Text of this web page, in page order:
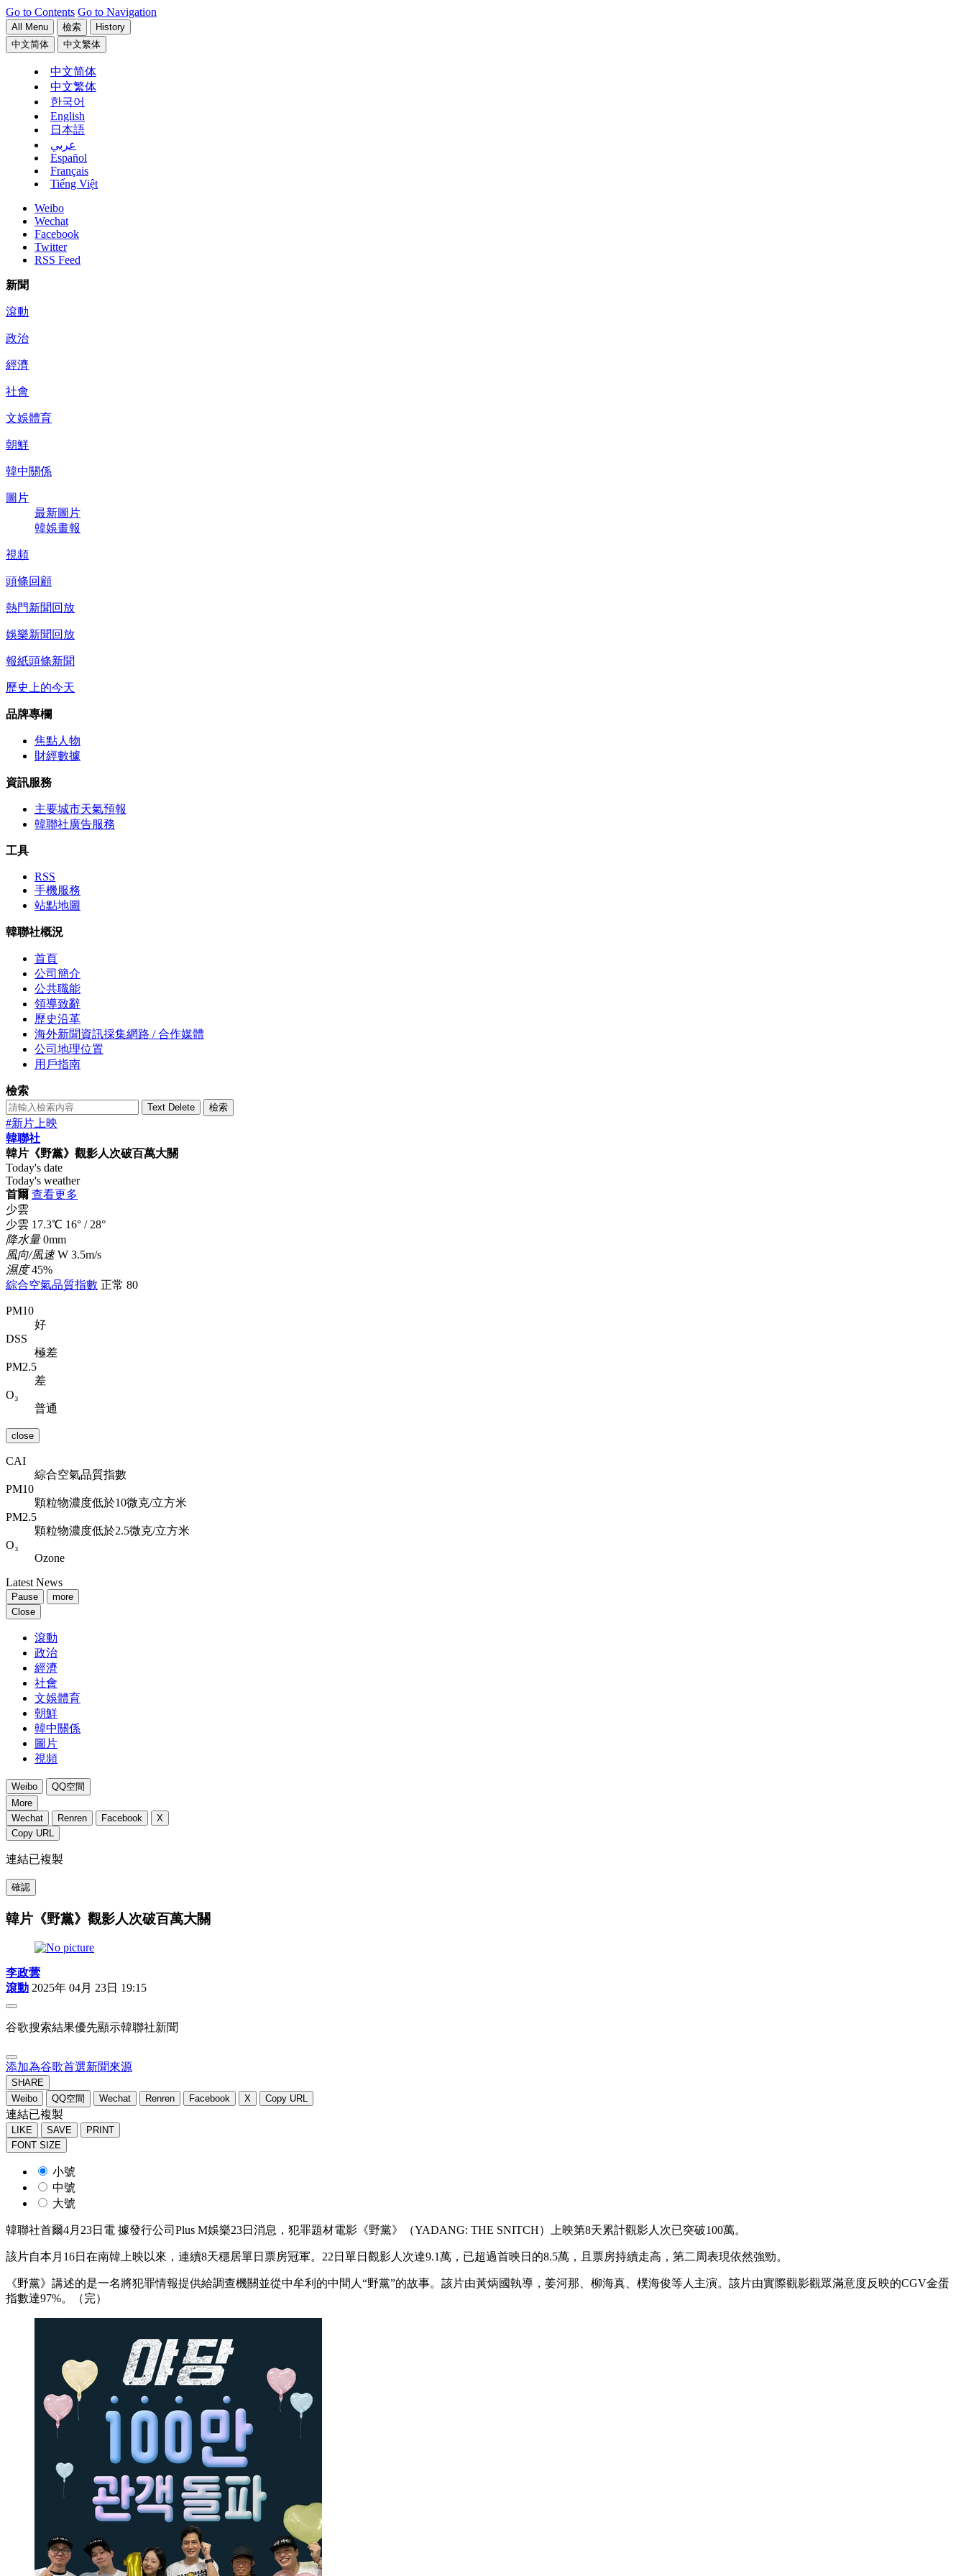
Go to Contents Go to Navigation
All Menu 檢索
History
中文简体
中文繁体
中文简体
中文繁体
한국어
English
日本語
عربي
Español
Français
Tiếng Việt
Weibo
Wechat
Facebook
Twitter
RSS Feed
新聞
滾動
政治
經濟
社會
文娛體育
朝鮮
韓中關係
圖片
最新圖片
韓娛畫報
視頻
頭條回顧
熱門新聞回放
娛樂新聞回放
報紙頭條新聞
歷史上的今天
品牌專欄
焦點人物
財經數據
資訊服務
主要城市天氣預報
韓聯社廣告服務
工具
RSS
手機服務
站點地圖
韓聯社概況
首頁
公司簡介
公共職能
領導致辭
歷史沿革
海外新聞資訊採集網路 / 合作媒體
公司地理位置
用戶指南
檢索
Text Delete 檢索
#新片上映
韓聯社
韓片《野黨》觀影人次破百萬大關
Today's date
Today's weather
首爾 查看更多
少雲
少雲 17.3℃ 16° / 28°
降水量0mm
風向/風速W 3.5m/s
濕度45%
綜合空氣品質指數 正常 80
PM10
好
DSS
極差
PM2.5
差
O₃
普通
close
CAI
綜合空氣品質指數
PM10
顆粒物濃度低於10微克/立方米
PM2.5
顆粒物濃度低於2.5微克/立方米
O₃
Ozone
Latest News
Pause
more
Close
滾動
政治
經濟
社會
文娛體育
朝鮮
韓中關係
圖片
視頻
Weibo
QQ空間
More
Wechat
Renren Facebook
X
Copy URL
連結已複製
確認
韓片《野黨》觀影人次破百萬大關
李政蕓
滾動 2025年 04月 23日 19:15
谷歌搜索結果優先顯示韓聯社新聞
添加為谷歌首選新聞來源
SHARE
Weibo
QQ空間 Wechat Renren Facebook X Copy URL
連結已複製
LIKE SAVE
PRINT
FONT SIZE
小號
中號
大號
韓聯社首爾4月23日電 據發行公司Plus M娛樂23日消息，犯罪題材電影《野黨》（YADANG: THE SNITCH）上映第8天累計觀影人次已突破100萬。
該片自本月16日在南韓上映以來，連續8天穩居單日票房冠軍。22日單日觀影人次達9.1萬，已超過首映日的8.5萬，且票房持續走高，第二周表現依然強勁。
《野黨》講述的是一名將犯罪情報提供給調查機關並從中牟利的中間人“野黨”的故事。該片由黃炳國執導，姜河那、柳海真、樸海俊等人主演。該片由實際觀影觀眾滿意度反映的CGV金蛋
指數達97%。（完）